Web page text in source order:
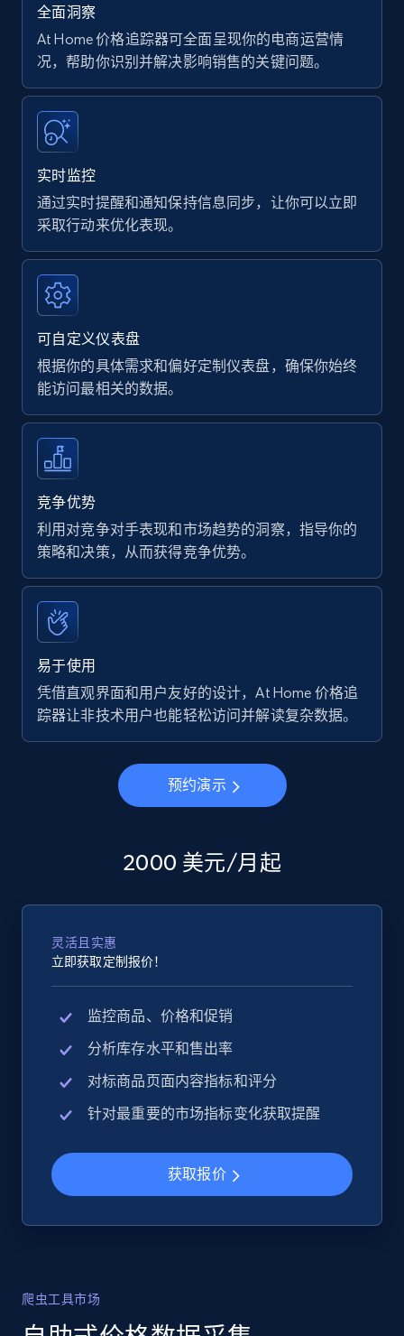
全面洞察
At Home 价格追踪器可全面呈现你的电商运营情
况，帮助你识别并解决影响销售的关键问题。
实时监控
通过实时提醒和通知保持信息同步，让你可以立即
采取行动来优化表现。
可自定义仪表盘
根据你的具体需求和偏好定制仪表盘，确保你始终
能访问最相关的数据。
竞争优势
利用对竞争对手表现和市场趋势的洞察，指导你的
策略和决策，从而获得竞争优势。
易于使用
凭借直观界面和用户友好的设计，At Home 价格追
踪器让非技术用户也能轻松访问并解读复杂数据。
预约演示
2000 美元/月起
灵活且实惠
立即获取定制报价！
监控商品、价格和促销
分析库存水平和售出率
对标商品页面内容指标和评分
针对最重要的市场指标变化获取提醒
获取报价
爬虫工具市场